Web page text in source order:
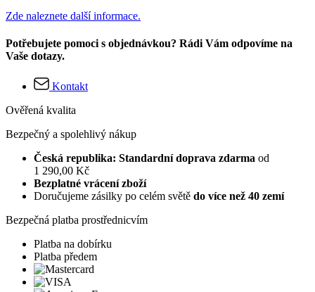
Zde naleznete další informace.
Potřebujete pomoci s objednávkou? Rádi Vám odpovíme na
Vaše dotazy.
Kontakt
Ověřená kvalita
Bezpečný a spolehlivý nákup
Česká republika: Standardní doprava zdarma od
1 290,00 Kč
Bezplatné vrácení zboží
Doručujeme zásilky po celém světě do více než 40 zemí
Bezpečná platba prostřednicvím
Platba na dobírku
Platba předem